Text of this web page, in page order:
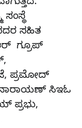
ಸಹಿತ
ಗ್ರೂಪ್
ಪ್ರಮೋದ್
ಸಿಇಓ
ಪ್ರಭು,